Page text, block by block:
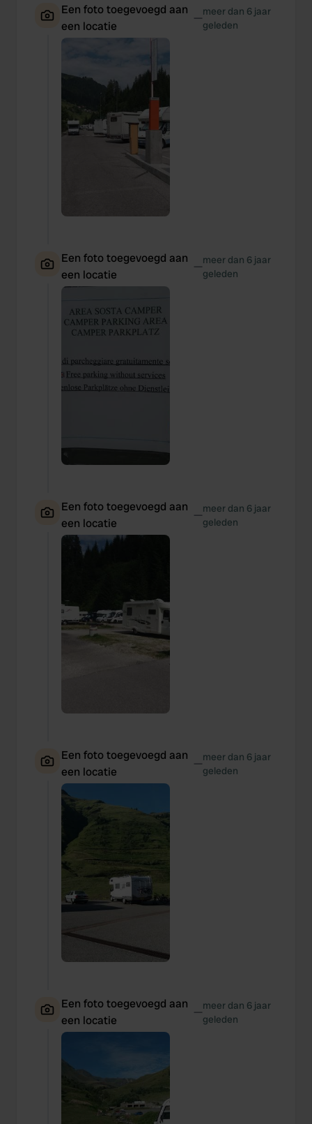
Een foto toegevoegd aan
een locatie
—meer dan 6 jaar
geleden
Een foto toegevoegd aan
een locatie
—meer dan 6 jaar
geleden
Een foto toegevoegd aan
een locatie
—meer dan 6 jaar
geleden
Een foto toegevoegd aan
een locatie
—meer dan 6 jaar
geleden
Een foto toegevoegd aan
een locatie
—meer dan 6 jaar
geleden